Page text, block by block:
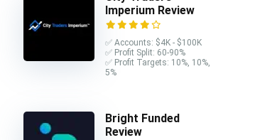
Imperium Review
✅ Accounts: $4K - $100K
✅ Profit Split: 60-90%
✅ Profit Targets: 10%, 10%,
5%
Bright Funded
Review